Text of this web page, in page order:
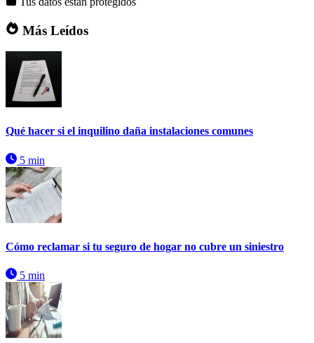
Más Leídos
Qué hacer si el inquilino daña instalaciones comunes
5 min
Cómo reclamar si tu seguro de hogar no cubre un siniestro
5 min